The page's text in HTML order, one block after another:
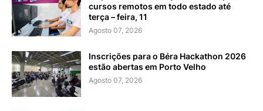
cursos remotos em todo estado até
terça – feira, 11
Agosto 07, 2026
Inscrições para o Béra Hackathon 2026
estão abertas em Porto Velho
Agosto 07, 2026